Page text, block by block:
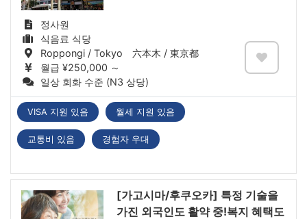
정사원
식음료 식당
Roppongi / Tokyo 六本木 / 東京都
월급 ¥250,000 ～
일상 회화 수준 (N3 상당)
VISA 지원 있음 월세 지원 있음
교통비 있음 경험자 우대
[가고시마/후쿠오카] 특정 기술을
가진 외국인도 활약 중!복지 혜택도